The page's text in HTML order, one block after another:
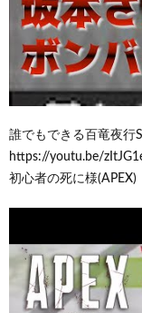
誰でもできる百竜夜行
https://youtu.be/
初心者の死に様(APEX)